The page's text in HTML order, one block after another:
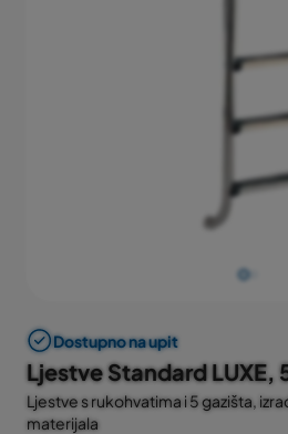
Dostupno na upit
Ljestve Standard LUXE,
Ljestve s rukohvatima i 5 gazišta,
materijala